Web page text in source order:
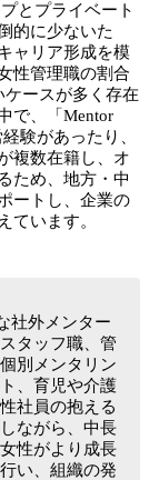
とプライベート
的に少ないた
ャリア形成を模
性管理職の割合
ースが多く存在
で、「Mentor
験があったり、
複数在籍し、オ
ため、地方・中
ートし、企業の
ています。
社外メンター
タッフ職、管
別メンタリン
、育児や介護
社員の抱える
ながら、中長
性がより成長
い、組織の発